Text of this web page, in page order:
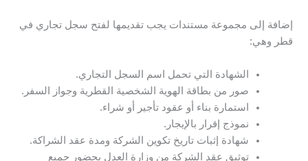
إضافة إلى مجموعة مستندات يجب تقديمها لفتح سجل تجاري في
قطر وهي:
الشهادة التي تحمل اسم السجل التجاري.
صور من بطاقة الهوية الشخصية القطرية وجواز السفر.
استمارة بناء أو عقود تأجير أو شراء.
نموذج إقرار بالإيجار.
شهادة إثبات تاريخ تكوين الشركة ومدة عقد الشراكة.
توثيق عقد الشركة من وزارة العدل بحضور جميع